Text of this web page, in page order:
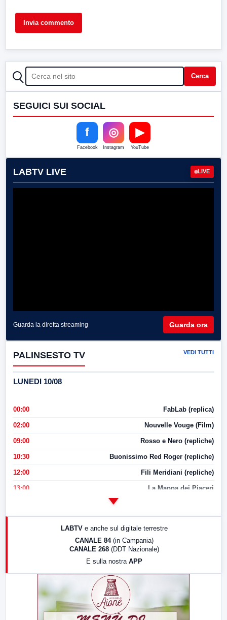
CERCA Cerca
SEGUICI SUI SOCIAL
f
Facebook
◎
Instagram
▶
YouTube
LABTV LIVE LIVE
Guarda la diretta streaming Guarda ora
PALINSESTO TV VEDI TUTTI
LUNEDI 10/08
00:00 FabLab (replica)
02:00 Nouvelle Vouge (Film)
09:00 Rosso e Nero (repliche)
10:30 Buonissimo Red Roger (repliche)
12:00 Fili Meridiani (repliche)
13:00 La Mappa dei Piaceri
LABTV e anche sul digitale terrestre
CANALE 84 (in Campania)
CANALE 268 (DDT Nazionale)
E sulla nostra APP